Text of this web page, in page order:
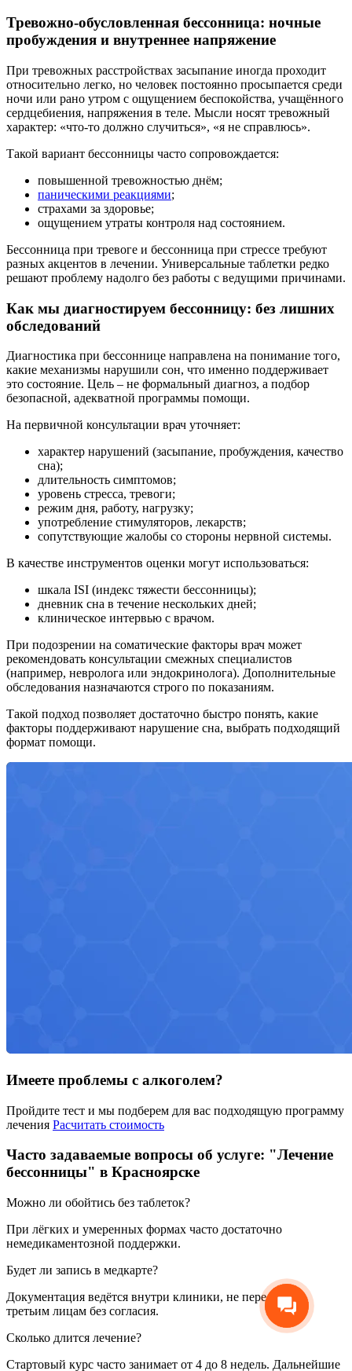
Тревожно-обусловленная бессонница: ночные
пробуждения и внутреннее напряжение
При тревожных расстройствах засыпание иногда проходит
относительно легко, но человек постоянно просыпается среди
ночи или рано утром с ощущением беспокойства, учащённого
сердцебиения, напряжения в теле. Мысли носят тревожный
характер: «что-то должно случиться», «я не справлюсь».
Такой вариант бессонницы часто сопровождается:
повышенной тревожностью днём;
паническими реакциями;
страхами за здоровье;
ощущением утраты контроля над состоянием.
Бессонница при тревоге и бессонница при стрессе требуют
разных акцентов в лечении. Универсальные таблетки редко
решают проблему надолго без работы с ведущими причинами.
Как мы диагностируем бессонницу: без лишних
обследований
Диагностика при бессоннице направлена на понимание того,
какие механизмы нарушили сон, что именно поддерживает
это состояние. Цель – не формальный диагноз, а подбор
безопасной, адекватной программы помощи.
На первичной консультации врач уточняет:
характер нарушений (засыпание, пробуждения, качество
сна);
длительность симптомов;
уровень стресса, тревоги;
режим дня, работу, нагрузку;
употребление стимуляторов, лекарств;
сопутствующие жалобы со стороны нервной системы.
В качестве инструментов оценки могут использоваться:
шкала ISI (индекс тяжести бессонницы);
дневник сна в течение нескольких дней;
клиническое интервью с врачом.
При подозрении на соматические факторы врач может
рекомендовать консультации смежных специалистов
(например, невролога или эндокринолога). Дополнительные
обследования назначаются строго по показаниям.
Такой подход позволяет достаточно быстро понять, какие
факторы поддерживают нарушение сна, выбрать подходящий
формат помощи.
Имеете проблемы с алкоголем?
Пройдите тест и мы подберем для вас подходящую программу
лечения Расчитать стоимость
Часто задаваемые вопросы об услуге: "Лечение
бессонницы" в Красноярске
Можно ли обойтись без таблеток?
При лёгких и умеренных формах часто достаточно
немедикаментозной поддержки.
Будет ли запись в медкарте?
Документация ведётся внутри клиники, не передаётся
третьим лицам без согласия.
Сколько длится лечение?
Стартовый курс часто занимает от 4 до 8 недель. Дальнейшие